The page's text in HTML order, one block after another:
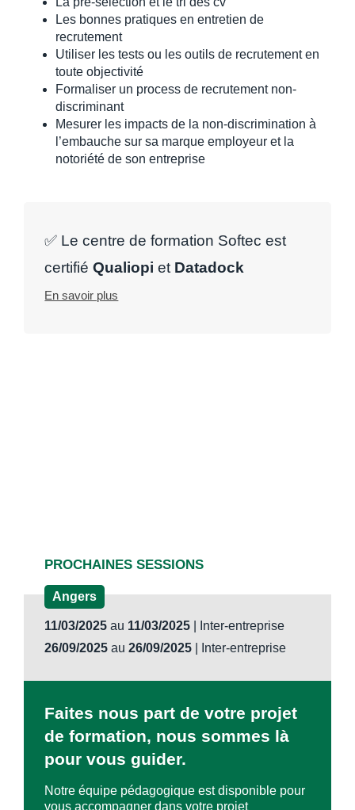
Les bonnes pratiques en entretien de
recrutement
Utiliser les tests ou les outils de recrutement en
toute objectivité
Formaliser un process de recrutement non-
discriminant
Mesurer les impacts de la non-discrimination à
l’embauche sur sa marque employeur et la
notoriété de son entreprise
✅ Le centre de formation Softec est
certifiéQualiopi et Datadock
En savoir plus
PROCHAINES SESSIONS
Angers
11/03/2025 au 11/03/2025 | Inter-entreprise
26/09/2025 au26/09/2025 | Inter-entreprise
Faites nous part de votre projet
de formation, nous sommes là
pour vous guider.
Notre équipe pédagogique est disponible pour
vous accompagner dans votre projet